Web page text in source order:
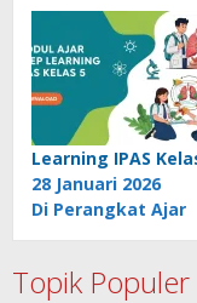
Learning IPAS
28 Januari 2026
Di Perangkat Ajar
Topik Populer